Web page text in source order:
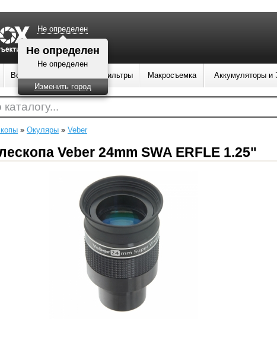
» Окуляры » Veber
Veber 24mm SWA ERFLE 1.25"
Не определен
Не определен
Не определен
Изменить город
Вспышки Фильтры Макросъемка Аккумуляторы и